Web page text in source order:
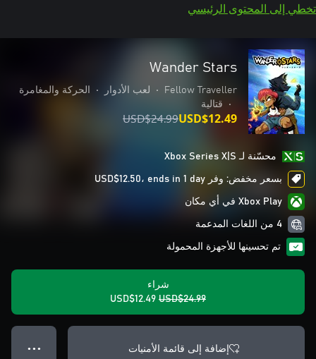
تخطي إلى المحتوى الرئيسي
Wander Stars
Fellow Traveller
• لعب الأدوار •
الحركة والمغامرة
•
قتالية
USD$24.99USD$12.49
محسّنة لـ Xbox Series X|S
بسعر مخفض: وفر USD$12.50، ends in 1 day
Xbox Play في أي مكان
4 من اللغات المدعمة
تم تحسينها للأجهزة المحمولة
شراء
USD$24.99
USD$12.49
إضافة إلى قائمة الأمنيات ● ● ●